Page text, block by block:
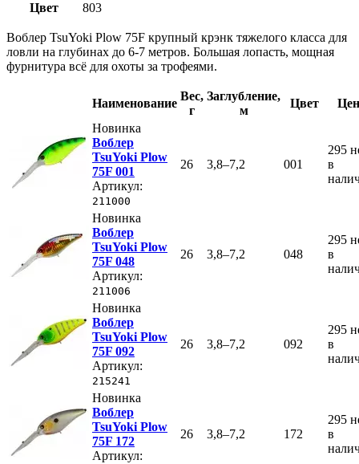
Цвет
803
Воблер TsuYoki Plow 75F крупный крэнк тяжелого класса для
ловли на глубинах до 6-7 метров. Большая лопасть, мощная
фурнитура всё для охоты за трофеями.
Наименование
Вес,
г
Заглубление,
м
Цвет
Новинка
Воблер
TsuYoki Plow
75F 001
Артикул:
211000
26 3,8–7,2 001
295
в
Новинка
Воблер
TsuYoki Plow
75F 048
Артикул:
211006
26 3,8–7,2 048
295
в
Новинка
Воблер
TsuYoki Plow
75F 092
Артикул:
215241
26 3,8–7,2 092
295
в
Новинка
Воблер
TsuYoki Plow
75F 172
Артикул:
26 3,8–7,2 172
295
в